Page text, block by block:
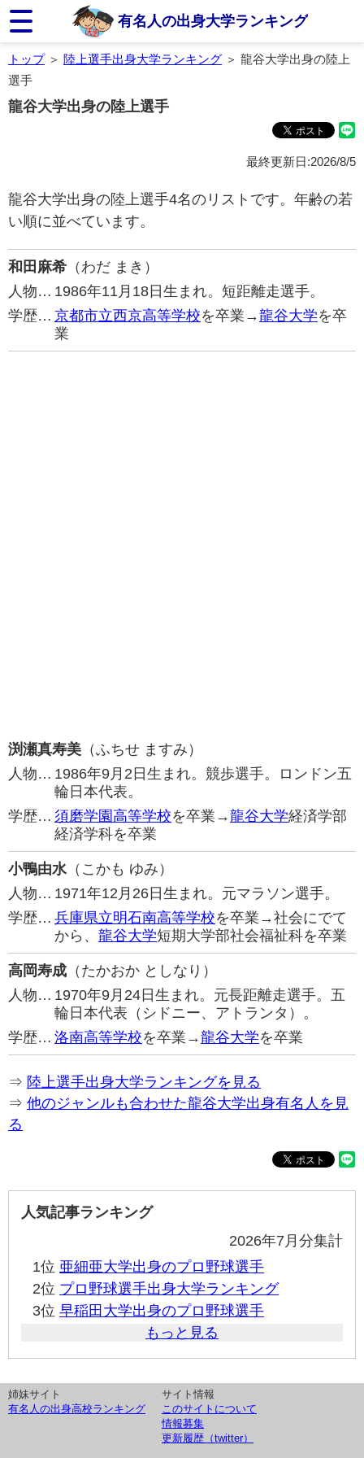
有名人の出身大学ランキング
トップ＞ 陸上選手出身大学ランキング ＞ 龍谷大学出身の陸上
選手
龍谷大学出身の陸上選手
最終更新日:2026/8/5
龍谷大学出身の陸上選手4名のリストです。年齢の若
い順に並べています。
和田麻希 （わだ まき）
人物… 1986年11月18日生まれ。短距離走選手。
学歴… 京都市立西京高等学校を卒業→龍谷大学を卒
業
渕瀬真寿美 （ふちせ ますみ）
人物… 1986年9月2日生まれ。競歩選手。ロンドン五
輪日本代表。
学歴… 須磨学園高等学校を卒業→龍谷大学経済学部
経済学科を卒業
小鴨由水 （こかも ゆみ）
人物… 1971年12月26日生まれ。元マラソン選手。
学歴… 兵庫県立明石南高等学校を卒業→社会にでて
から、 龍谷大学短期大学部社会福祉科を卒業
高岡寿成 （たかおか としなり）
人物… 1970年9月24日生まれ。元長距離走選手。五
輪日本代表（シドニー、アトランタ）。
学歴… 洛南高等学校を卒業→龍谷大学を卒業
⇒ 陸上選手出身大学ランキングを見る
⇒ 他のジャンルも合わせた龍谷大学出身有名人を見
る
人気記事ランキング
2026年7月分集計
1位 亜細亜大学出身のプロ野球選手
2位 プロ野球選手出身大学ランキング
3位 早稲田大学出身のプロ野球選手
もっと見る
姉妹サイト
有名人の出身高校ランキング
サイト情報
このサイトについて
情報募集
更新履歴（twitter）